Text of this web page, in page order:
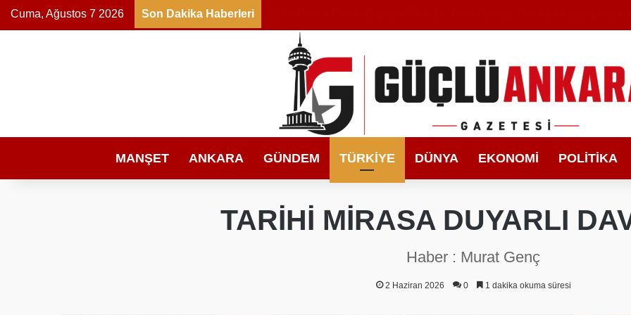
Cuma, Ağustos 7 2026 Son Dakika Haberleri
MANŞET ANKARA GÜNDEM TÜRKIYE DÜNYA EKONOMI POLITIKA
TARİHİ MİRASA DUYARLI
Haber : Murat Genç
2 Haziran 2026 0 1 dakika okuma süresi